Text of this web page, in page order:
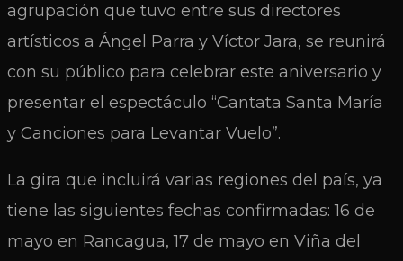
agrupación que tuvo entre sus directores
artísticos a Ángel Parra y Víctor Jara, se reunirá
con su público para celebrar este aniversario y
presentar el espectáculo “Cantata Santa María
y Canciones para Levantar Vuelo”.
La gira que incluirá varias regiones del país, ya
tiene las siguientes fechas confirmadas: 16 de
mayo en Rancagua, 17 de mayo en Viña del